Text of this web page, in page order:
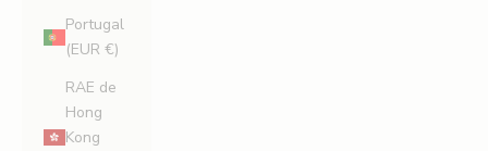
Portugal
(EUR €)
RAE de
Hong
Kong